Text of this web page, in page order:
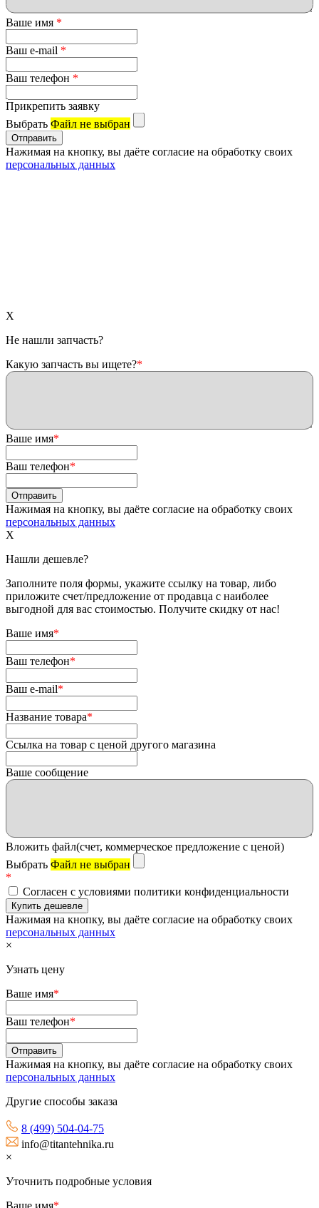
Ваше имя *
Ваш e-mail *
Ваш телефон *
Прикрепить заявку
Выбрать Файл не выбран
Нажимая на кнопку, вы даёте согласие на обработку своих
персональных данных
X
Не нашли запчасть?
Какую запчасть вы ищете?*
Ваше имя*
Ваш телефон*
Нажимая на кнопку, вы даёте согласие на обработку своих
персональных данных
X
Нашли дешевле?
Заполните поля формы, укажите ссылку на товар, либо
приложите счет/предложение от продавца с наиболее
выгодной для вас стоимостью. Получите скидку от нас!
Ваше имя*
Ваш телефон*
Ваш e-mail*
Название товара*
Ссылка на товар с ценой другого магазина
Ваше сообщение
Вложить файл(счет, коммерческое предложение с ценой)
Выбрать Файл не выбран
*
Согласен с условиями политики конфиденциальности
Нажимая на кнопку, вы даёте согласие на обработку своих
персональных данных
×
Узнать цену
Ваше имя*
Ваш телефон*
Нажимая на кнопку, вы даёте согласие на обработку своих
персональных данных
Другие способы заказа
8 (499) 504-04-75
info@titantehnika.ru
×
Уточнить подробные условия
Ваше имя*